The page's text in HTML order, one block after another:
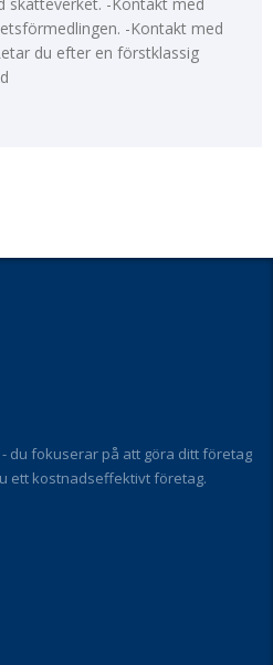
-Kontakt med
du efter en förstklassig
du fokuserar på att göra ditt företag
ett kostnadseffektivt företag.